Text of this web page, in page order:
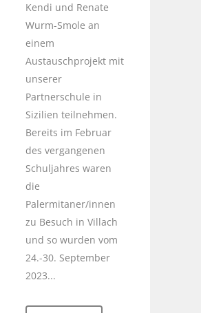
Kendi und Renate
Wurm-Smole an
einem
Austauschprojekt mit
unserer
Partnerschule in
Sizilien teilnehmen.
Bereits im Februar
des vergangenen
Schuljahres waren
die
Palermitaner/innen
zu Besuch in Villach
und so wurden vom
24.-30. September
2023...